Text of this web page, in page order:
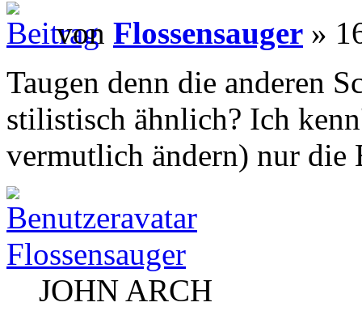
von Flossensauger »
Taugen denn die anderen
stilistisch ähnlich? Ich
vermutlich ändern) nur die
Flossensauger
JOHN ARCH